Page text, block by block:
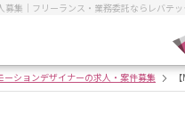
集｜フリーランス・業務委託ならレバテ
ーションデザイナーの求人・案件募集